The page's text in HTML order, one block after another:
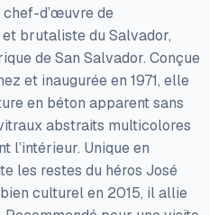
chef-d’œuvre de
brutaliste du Salvador,
de San Salvador. Conçue
et inaugurée en 1971, elle
en béton apparent sans
abstraits multicolores
l’intérieur. Unique en
les restes du héros José
culturel en 2015, il allie